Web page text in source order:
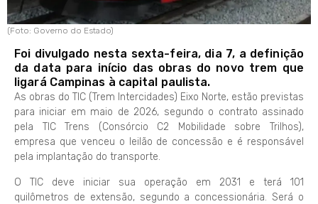
(Foto: Governo do Estado)
Foi divulgado nesta sexta-feira, dia 7, a definição
da data para início das obras do novo trem que
ligará Campinas à capital paulista.
As obras do TIC (Trem Intercidades) Eixo Norte, estão previstas
para iniciar em maio de 2026, segundo o contrato assinado
pela TIC Trens (Consórcio C2 Mobilidade sobre Trilhos),
empresa que venceu o leilão de concessão e é responsável
pela implantação do transporte.
O TIC deve iniciar sua operação em 2031 e terá 101
quilômetros de extensão, segundo a concessionária. Será o